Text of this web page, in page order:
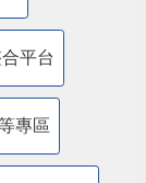
平台
專區